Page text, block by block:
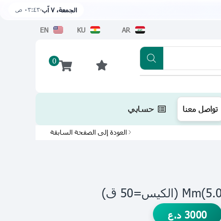
الجمعة، ٧ آب ٠٣:٤٣ ص
AR
KU
EN
0
تطبيقنا متوفر الآن على متجر أبل اضغط
تواصل معنا حسابي
العودة إلى الصفحة السابقة
3000 د.ع